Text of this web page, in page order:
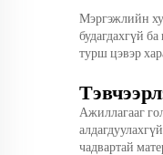
Мэргэжлийн
будагдахгүй
турш цэвэр
Ажиллагааг
чадвартай